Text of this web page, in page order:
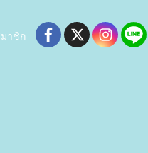
าชิก